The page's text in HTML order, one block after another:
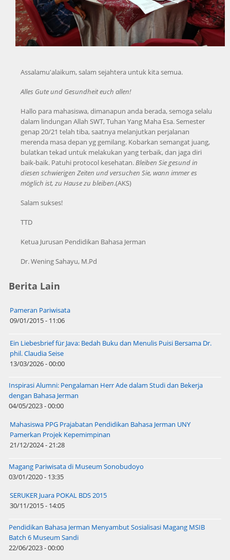
Assalamu'alaikum, salam sejahtera untuk kita semua.
Alles Gute und Gesundheit euch allen!
Hallo para mahasiswa, dimanapun anda berada, semoga selalu
dalam lindungan Allah SWT, Tuhan Yang Maha Esa. Semester
genap 20/21 telah tiba, saatnya melanjutkan perjalanan
merenda masa depan yg gemilang. Kobarkan semangat juang,
bulatkan tekad untuk melakukan yang terbaik, dan jaga diri
baik-baik. Patuhi protocol kesehatan.Bleiben Sie gesund in
diesen schwierigen Zeiten und versuchen Sie, wann immer es
möglich ist, zu Hause zu bleiben.(AKS)
Salam sukses!
TTD
Ketua Jurusan Pendidikan Bahasa Jerman
Dr. Wening Sahayu, M.Pd
Berita Lain
Pameran Pariwisata
09/01/2015 - 11:06
Ein Liebesbrief für Java: Bedah Buku dan Menulis Puisi Bersama Dr.
phil. Claudia Seise
13/03/2026 - 00:00
Inspirasi Alumni: Pengalaman Herr Ade dalam Studi dan Bekerja
dengan Bahasa Jerman
04/05/2023 - 00:00
Mahasiswa PPG Prajabatan Pendidikan Bahasa Jerman UNY
Pamerkan Projek Kepemimpinan
21/12/2024 - 21:28
Magang Pariwisata di Museum Sonobudoyo
03/01/2020 - 13:35
SERUKER Juara POKAL BDS 2015
30/11/2015 - 14:05
Pendidikan Bahasa Jerman Menyambut Sosialisasi Magang MSIB
Batch 6 Museum Sandi
22/06/2023 - 00:00